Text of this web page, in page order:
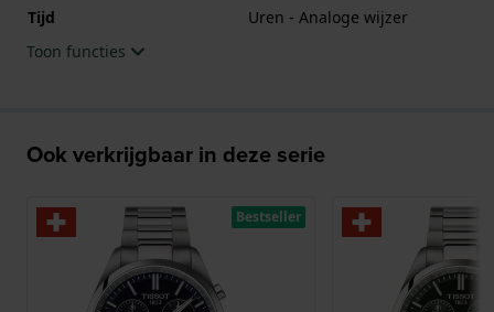
Tijd
Uren - Analoge wijzer
Toon functies
Ook verkrijgbaar in deze serie
Bestseller